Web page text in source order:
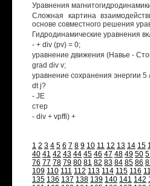
Уравнения
Сложная картина
основе совместного решения
Гидродинамические уравнения
- + div (pv) = 0;
уравнение движения (Навье -
grad div v;
уравнение сохранения энергии
dt j?
- JE
стер
- div + vpffi) +
1 2 3 4 5 6 7 8 9 10 11 12 13 14 15
40 41 42 43 44 45 46 47 48 49 50
76 77 78 79 80 81 82 83 84 85 86
109 110 111 112 113 114 115 116
135 136 137 138 139 140 141 142